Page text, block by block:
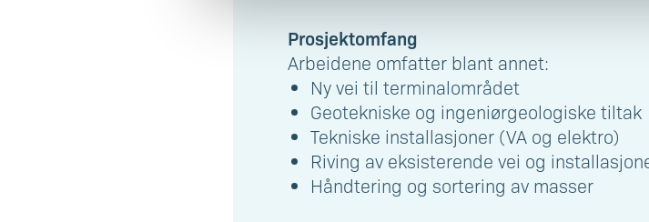
Prosjektomfang
Arbeidene omfatter blant annet:
Ny vei til terminalområdet
Geotekniske og ingeniørgeologiske tiltak
Tekniske installasjoner (VA og elektro)
Riving av eksisterende vei og
Håndtering og sortering av masser